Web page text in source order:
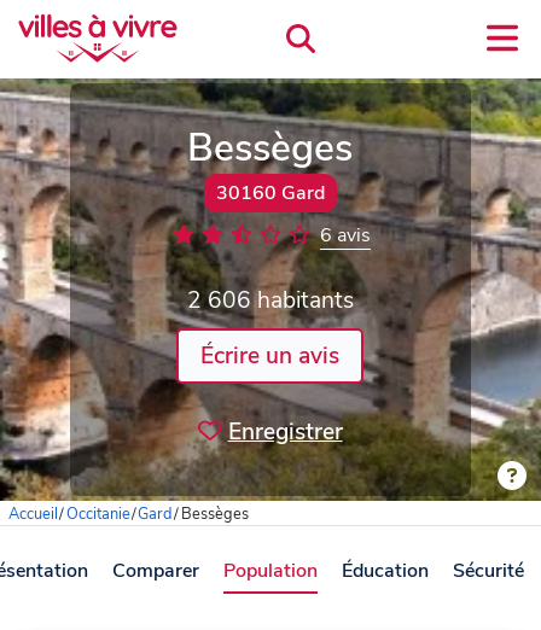
Bessèges
30160 Gard
6 avis
2 606 habitants
Écrire un avis
Enregistrer
Accueil/Occitanie/Gard/Bessèges
Comparer Population Éducation Sécurité